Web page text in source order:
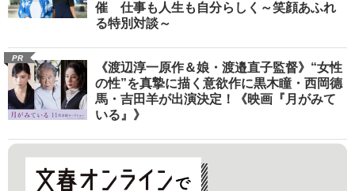
催 仕事も人生も自分らしく～笑顔あふれ
る特別対談～
PR
《渡辺淳一原作＆娘・渡邉直子監督》“女性
の性”を真摯に描く意欲作に黒木瞳・西岡德
馬・吉田羊が出演決定！《映画『月がみて
いる』》